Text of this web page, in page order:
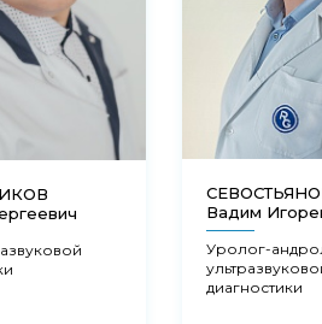
Вадим
Уролог-
диагностики